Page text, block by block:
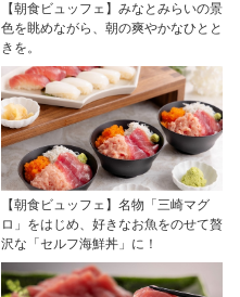
【朝食ビュッフェ】みなとみらいの景
色を眺めながら、朝の爽やかなひとと
きを。
【朝食ビュッフェ】名物「三崎マグ
ロ」をはじめ、好きなお魚をのせて贅
沢な「セルフ海鮮丼」に！